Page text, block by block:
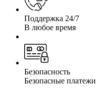
Поддержка 24/7
В любое время
Безопасность
Безопасные платежи